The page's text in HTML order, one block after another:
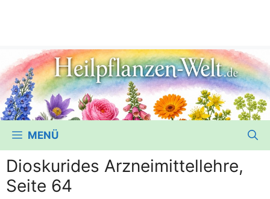
MENÜ
Dioskurides Arzneimittellehre,
Seite 64